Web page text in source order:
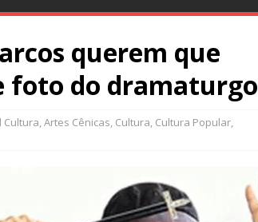
querem que
foto do dramaturgo
Cultura,Artes Cênicas, Cultura, Cultura Popular,